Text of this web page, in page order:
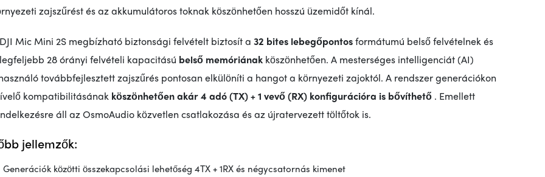
zajszűrést és az akkumulátoros toknak köszönhetően hosszú üzemidőt kínál.
Mic Mini 2S megbízható biztonsági felvételt biztosít a 32 bites lebegőpontosformátumú belső felvételnek és
28 órányi felvételi kapacitású belső memóriának köszönhetően. A mesterséges intelligenciát (AI)
továbbfejlesztett zajszűrés pontosan elkülöníti a hangot a környezeti zajoktól. A rendszer generációkon
kompatibilitásának köszönhetően akár 4 adó (TX) + 1 vevő (RX) konfigurációra is bővíthető . Emellett
áll az OsmoAudio közvetlen csatlakozása és az újratervezett töltőtok is.
jellemzők:
Generációk közötti összekapcsolási lehetőség 4TX + 1RX és négycsatornás kimenet